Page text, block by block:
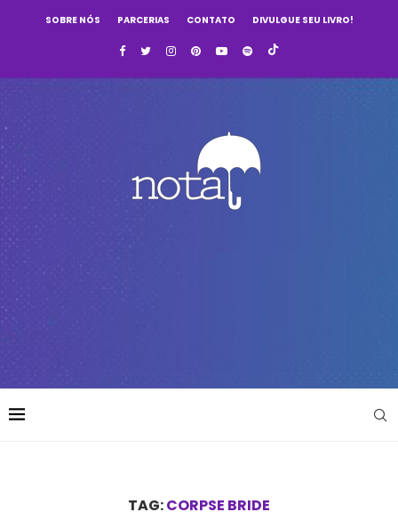
SOBRE NÓS PARCERIAS CONTATO DIVULGUE SEU LIVRO!
TAG:CORPSE BRIDE